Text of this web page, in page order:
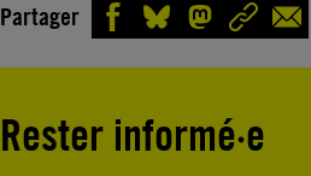
Partager
Rester informé·e